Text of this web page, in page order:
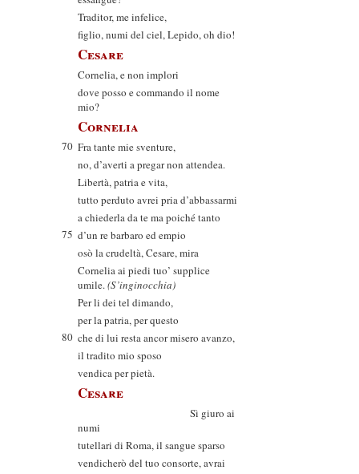
Traditor, me infelice,
figlio, numi del ciel, Lepido, oh dio!
Cesare
Cornelia, e non implori
dove posso e commando il nome
mio?
Cornelia
70 Fra tante mie sventure,
no, d’averti a pregar non attendea.
Libertà, patria e vita,
tutto perduto avrei pria d’abbassarmi
a chiederla da te ma poiché tanto
75 d’un re barbaro ed empio
osò la crudeltà, Cesare, mira
Cornelia ai piedi tuo’ supplice
umile.(S’inginocchia)
Per li dei tel dimando,
per la patria, per questo
80 che di lui resta ancor misero avanzo,
il tradito mio sposo
vendica per pietà.
Cesare
Sì giuro ai
numi
tutellari di Roma, il sangue sparso
vendicherò del tuo consorte, avrai